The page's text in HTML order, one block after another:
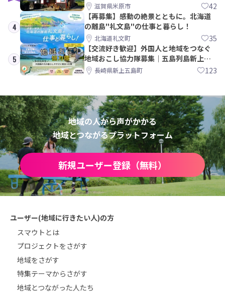
滋賀県米原市 42
4
【再募集】感動の絶景とともに。北海道
の離島"礼文島"の仕事と暮らし！
北海道礼文町 35
5
【交流好き歓迎】外国人と地域をつなぐ
地域おこし協力隊募集｜五島列島新上五
島町長崎県新上五島町 123
地域の人から声がかかる
地域とつながるプラットフォーム
新規ユーザー登録（無料）
ユーザー(地域に行きたい人)の方
スマウトとは
プロジェクトをさがす
地域をさがす
特集テーマからさがす
地域とつながった人たち